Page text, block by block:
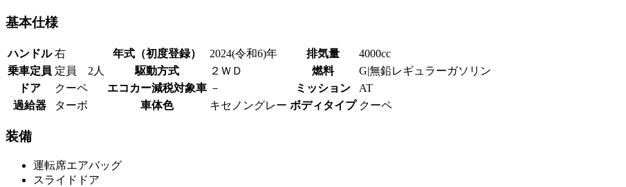
基本仕様
ハンドル 右 年式（初度登録） 2024(令和6)年 排気量
4000cc
乗車定員 定員 2人 駆動方式 ２ＷＤ 燃料
G|無鉛レギュラーガソリン
ドア
クーペ エコカー減税対象車 － ミッション
AT
過給器
ターボ 車体色 キセノングレー ボディタイプ クーペ
装備
運転席エアバッグ
スライドドア